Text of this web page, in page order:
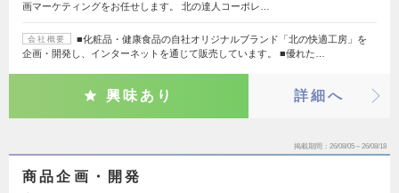
画マーケティングをお任せします。 北の達人コーポレ…
会社概要
■化粧品・健康食品の自社オリジナルブランド「北の快適工房」を
企画・開発し、インターネットを通じて販売しています。 ■優れた…
興味あり 詳細へ
掲載期間 26/08/05～26/08/18
商品企画・開発